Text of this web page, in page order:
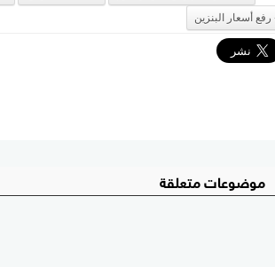
رفع أسعار البنزين
موضوعات متعلقة